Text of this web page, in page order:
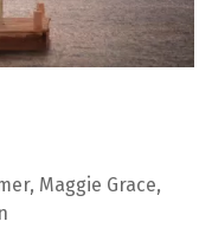
Maggie Grace,